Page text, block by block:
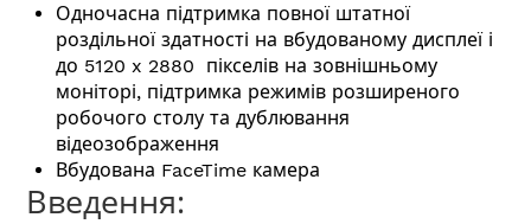
Одночасна підтримка повної штатної
роздільної здатності на вбудованому дисплеї і
до 5120 x 2880 пікселів на зовнішньому
моніторі, підтримка режимів розширеного
робочого столу та дублювання
відеозображення
Вбудована FaceTime камера
Введення: